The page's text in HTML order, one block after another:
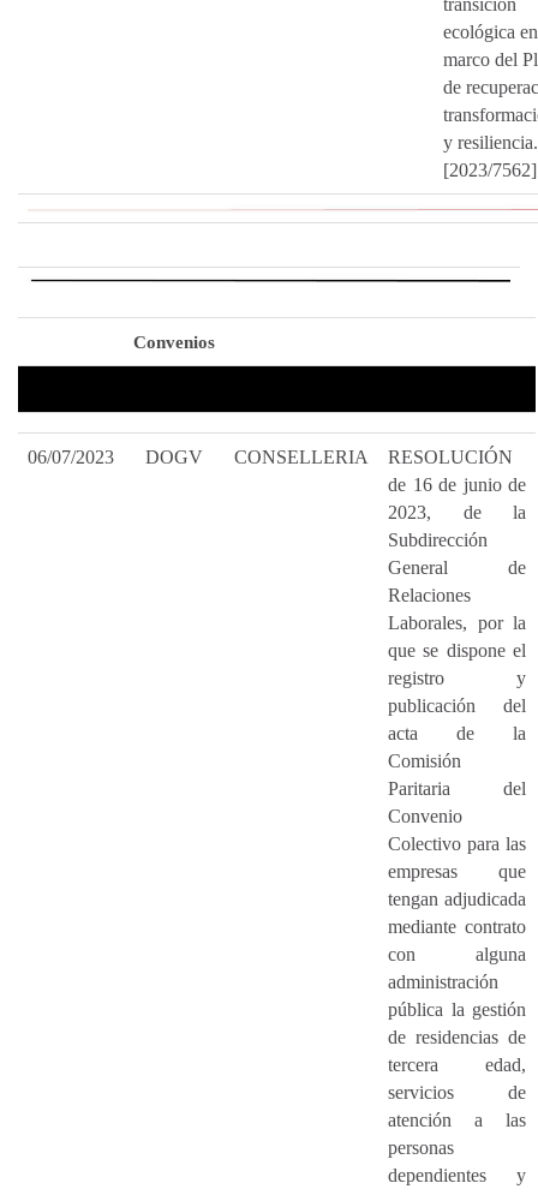
ecológica
marco del
de
y resiliencia.
[2023/7562]
Convenios
06/07/2023 DOGV CONSELLERIA
RESOLUCIÓN
de 16 de junio de
2023, de la
Subdirección
General de
Relaciones
Laborales, por la
que se dispone el
registro y
publicación del
acta de la
Comisión
Paritaria del
Convenio
Colectivo para las
empresas que
tengan adjudicada
mediante contrato
con alguna
administración
pública la gestión
de residencias de
tercera edad,
servicios de
atención a las
personas
dependientes y